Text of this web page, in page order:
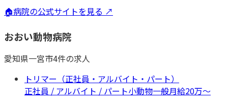
🏠病院の公式サイトを見る ↗
おおい動物病院
愛知県一宮市4件の求人
トリマー（正社員・アルバイト・パート）
正社員 / アルバイト / パート小動物一般月給20万〜